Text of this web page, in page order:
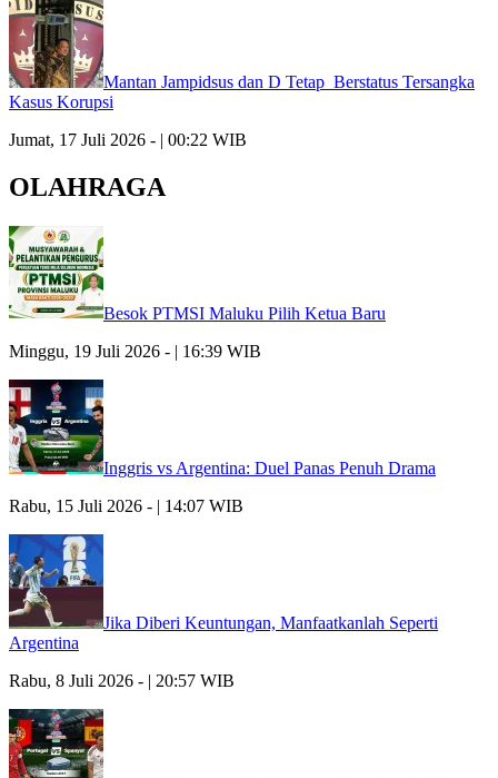
Mantan Jampidsus dan D Tetap Berstatus Tersangka
Kasus Korupsi
Jumat, 17 Juli 2026 - | 00:22 WIB
OLAHRAGA
Besok PTMSI Maluku Pilih Ketua Baru
Minggu, 19 Juli 2026 - | 16:39 WIB
Inggris vs Argentina: Duel Panas Penuh Drama
Rabu, 15 Juli 2026 - | 14:07 WIB
Jika Diberi Keuntungan, Manfaatkanlah Seperti
Argentina
Rabu, 8 Juli 2026 - | 20:57 WIB